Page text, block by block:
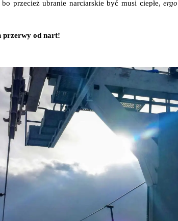
prze­cież ubra­nie nar­ciar­skie być musi cie­płe,ergo
prze­rwy od nart!